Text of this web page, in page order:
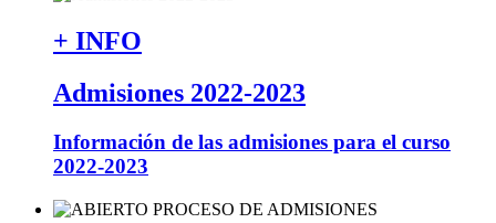
+ INFO
Admisiones 2022-2023
Información de las admisiones para el curso
2022-2023